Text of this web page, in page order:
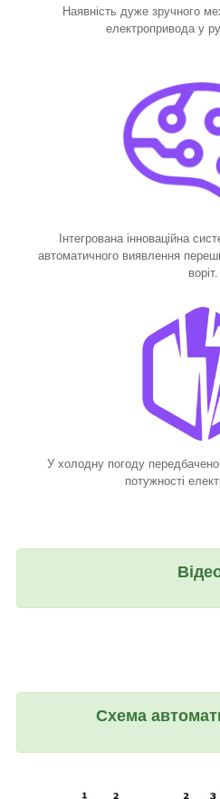
Наявність дуже зручного
електропривода у
Інтегрована інноваційна
автоматичного виявлення
воріт.
У холодну погоду
потужності
Схема